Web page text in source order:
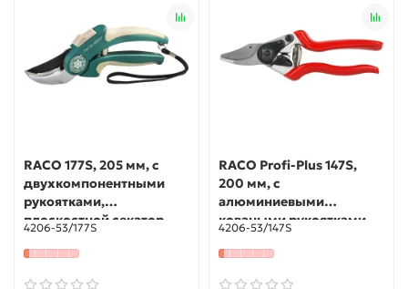
RACO 177S, 205 мм, с
двухкомпонентными
рукоятками,
плоскостной секатор
(4206-53/177S)
4206-53/177S
RACO Profi-Plus 147S,
200 мм, с
алюминиевыми
коваными рукоятками,
плоскостной секатор
(4206-53/147S)
4206-53/147S